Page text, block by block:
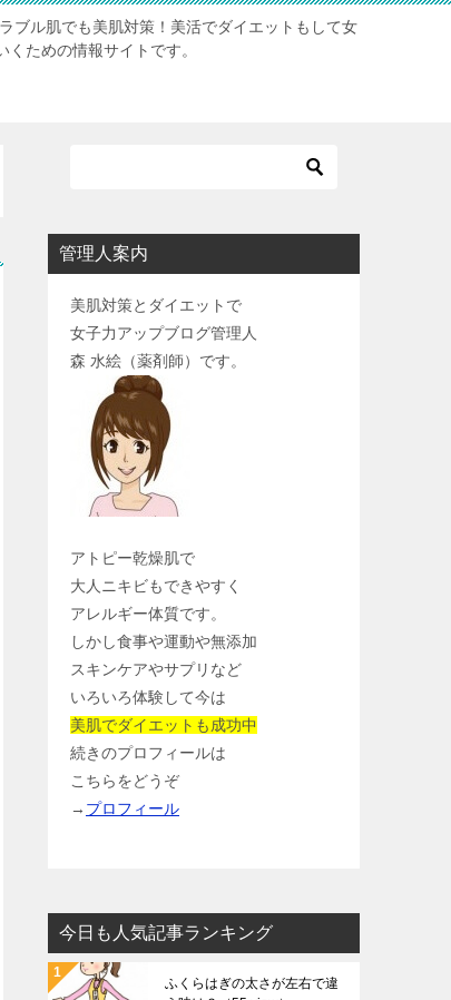
ブル肌でも美肌対策！美活でダイエットもして女
ための情報サイトです。
管理人案内
美肌対策とダイエットで
女子力アップブログ管理人
森 水絵（薬剤師）です。
アトピー乾燥肌で
大人ニキビもできやすく
アレルギー体質です。
しかし食事や運動や無添加
スキンケアやサプリなど
いろいろ体験して今は
美肌でダイエットも成功中
続きのプロフィールは
こちらをどうぞ
→ プロフィール
今日も人気記事ランキング
ふくらはぎの太さが左右で違